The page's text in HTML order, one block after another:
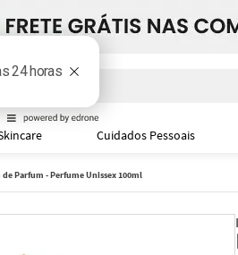
aqui
Cuidados Pessoais
de Parfum - Perfume Unissex 100ml